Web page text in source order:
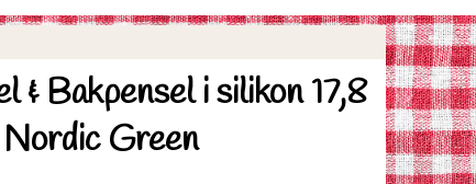
& Bakpensel i silikon 17,8
Green